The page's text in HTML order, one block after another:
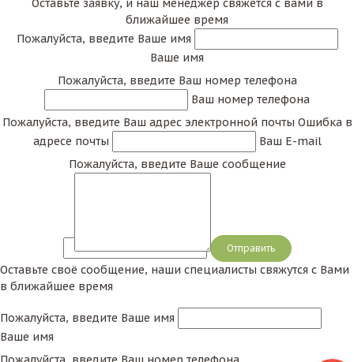
Оставьте заявку, и наш менеджер свяжется с вами в
ближайшее время
Пожалуйста, введите Ваше имя
Ваше имя
Пожалуйста, введите Ваш номер телефона
Ваш номер телефона
Пожалуйста, введите Ваш адрес электронной почты Ошибка в
адресе почты
Ваш E-mail
Пожалуйста, введите Ваше сообщение
Сообщение
Оставьте своё сообщение, наши специалисты свяжутся с Вами
в ближайшее время
Пожалуйста, введите Ваше имя
Ваше имя